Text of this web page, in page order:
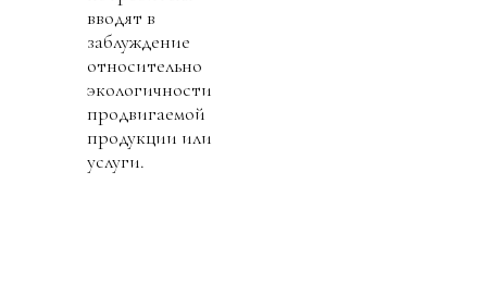
вводят в
заблуждение
относительно
экологичности
продвигаемой
продукции или
услуги.